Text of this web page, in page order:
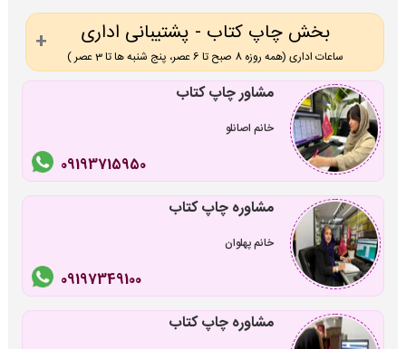
بخش چاپ کتاب - پشتیبانی اداری
ساعات اداری (همه روزه 8 صبح تا 6 عصر، پنج شنبه ها تا 3 عصر )
مشاور چاپ کتاب
خانم اصانلو
09193715950
مشاوره چاپ کتاب
خانم پهلوان
09197349100
مشاوره چاپ کتاب